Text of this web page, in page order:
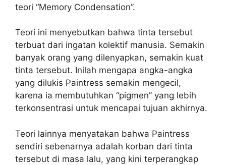
teori “Memory Condensation”.
Teori ini menyebutkan bahwa tinta tersebut
terbuat dari ingatan kolektif manusia. Semakin
banyak orang yang dilenyapkan, semakin kuat
tinta tersebut. Inilah mengapa angka-angka
yang dilukis Paintress semakin mengecil,
karena ia membutuhkan “pigmen” yang lebih
terkonsentrasi untuk mencapai tujuan akhirnya.
Teori lainnya menyatakan bahwa Paintress
sendiri sebenarnya adalah korban dari tinta
tersebut di masa lalu, yang kini terperangkap